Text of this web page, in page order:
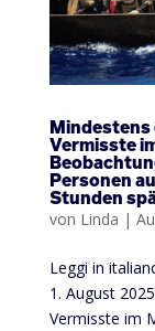
Mindestens
Vermisste
Personen
Stunden
von Linda |
Leggi in
1. August
Vermisste im